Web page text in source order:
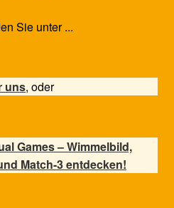
Sie unter ...
uns, oder
Games – Wimmelbild,
Match-3 entdecken!